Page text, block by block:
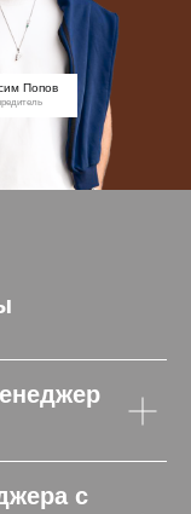
Попов
с